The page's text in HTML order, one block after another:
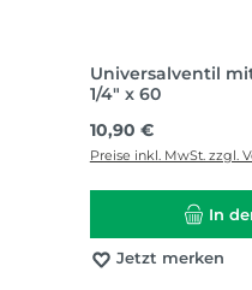
Universalventil
1/4" x 60
Regulärer Preis:
10,90 €
Preise inkl. MwSt. zzgl.
In
Jetzt merken